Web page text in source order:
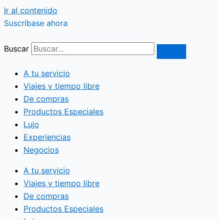
Ir al contenido
Suscríbase ahora
Buscar
A tu servicio
Viajes y tiempo libre
De compras
Productos Especiales
Lujo
Experiencias
Negocios
A tu servicio
Viajes y tiempo libre
De compras
Productos Especiales